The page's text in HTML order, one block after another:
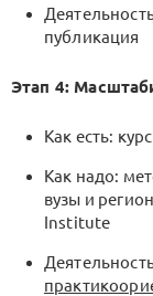
публикация
Этап 4:
Как есть:
Как надо:
вузы и
Institute